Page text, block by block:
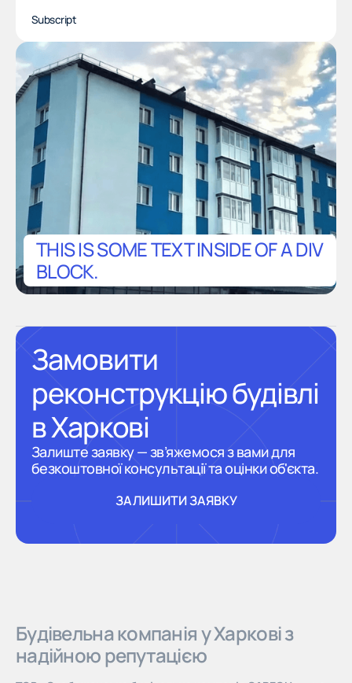
Subscript
THIS IS SOME TEXT INSIDE OF A DIV
BLOCK.
Замовити
реконструкцію будівлі
в Харкові
Залиште заявку — зв’яжемося з вами для
безкоштовної консультації та оцінки об'єкта.
ЗАЛИШИТИ ЗАЯВКУ
Будівельна компанія у Харкові з
надійною репутацією